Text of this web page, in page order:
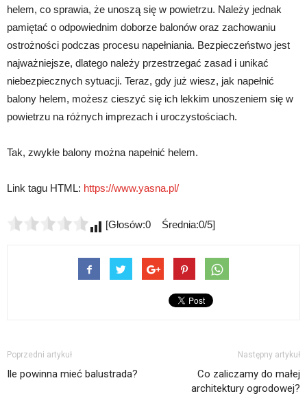
helem, co sprawia, że unoszą się w powietrzu. Należy jednak
pamiętać o odpowiednim doborze balonów oraz zachowaniu
ostrożności podczas procesu napełniania. Bezpieczeństwo jest
najważniejsze, dlatego należy przestrzegać zasad i unikać
niebezpiecznych sytuacji. Teraz, gdy już wiesz, jak napełnić
balony helem, możesz cieszyć się ich lekkim unoszeniem się w
powietrzu na różnych imprezach i uroczystościach.
Tak, zwykłe balony można napełnić helem.
Link tagu HTML: https://www.yasna.pl/
[Głosów:0 Średnia:0/5]
Poprzedni artykuł
Ile powinna mieć balustrada?
Następny artykuł
Co zaliczamy do małej
architektury ogrodowej?